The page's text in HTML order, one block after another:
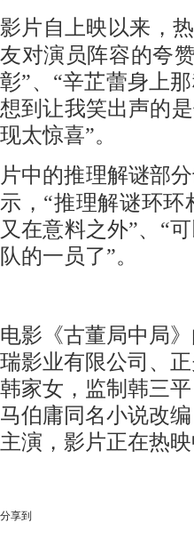
影片自上映以来，
友对演员阵容的夸
彰”、“辛芷蕾身上
想到让我笑出声的
现太惊喜”。
片中的推理解谜部
示， “推理解谜环环
又在意料之外”、“
队的一员了”。
电影《古董局中局
瑞影业有限公司、
韩家女，监制韩三
马伯庸同名小说改
主演，影片正在热映
分享到